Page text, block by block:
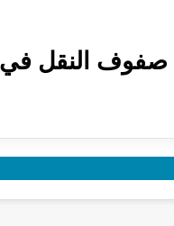
موعد امتحانات الترم الثاني 2025 ابتدائي